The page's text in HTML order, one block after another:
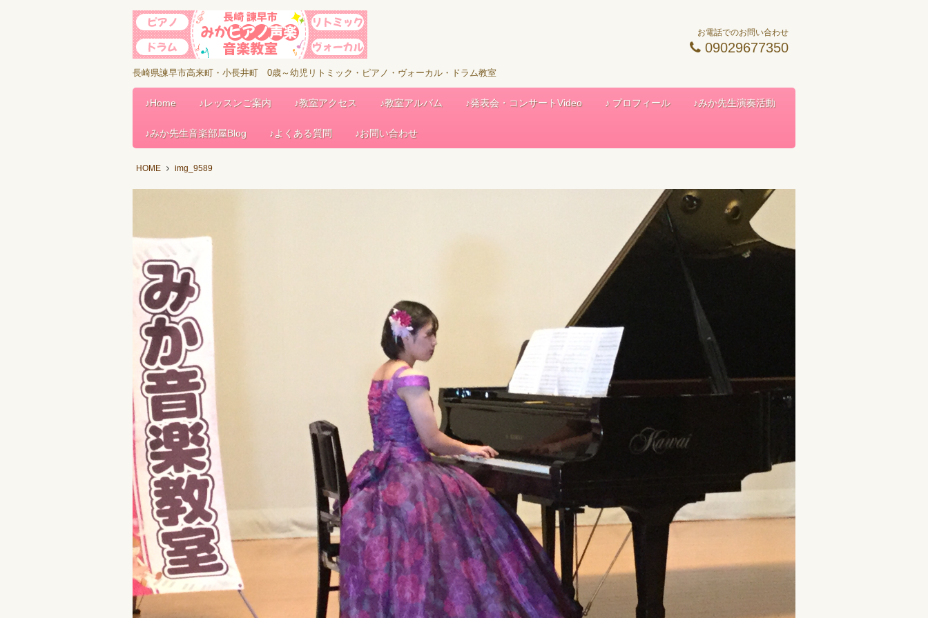
長崎県諫早市高来町・小長井町 0歳～幼児リトミック・ピアノ・ヴォーカル・ドラム教室
お電話でのお問い合わせ
09029677350
♪Home ♪レッスンご案内 ♪教室アクセス ♪教室アルバム ♪発表会・コンサートVideo ♪ プロフィール ♪みか先生演奏活動
♪みか先生音楽部屋Blog ♪よくある質問 ♪お問い合わせ
HOME img_9589